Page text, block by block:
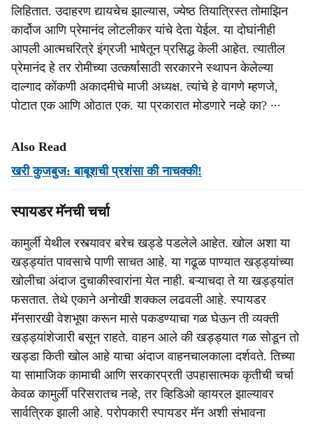
लिहितात. उदाहरण द्यायचेच झाल्‍यास, ज्‍येष्‍ठ तियात्रिस्‍त तोमाझिन
कार्दोज आणि प्रेमानंद लोटलीकर यांचे देता येईल. या दोघांनीही
आपली आत्‍मचरित्रे इंग्रजी भाषेतून प्रसिद्ध केली आहेत. त्‍यातील
प्रेमानंद हे तर रोमीच्या उत्‍कर्षासाठी सरकारने स्‍थापन केलेल्‍या
दाल्‍गाद कोंकणी अकादमीचे माजी अध्‍यक्ष. त्‍यांचे हे वागणे म्‍हणजे,
पोटात एक आणि ओठात एक. या प्रकारात मोडणारे नव्‍हे का? ∙∙∙
Also Read
खरी कुजबुज: बाबूशची प्रशंसा की नाचक्की!
स्पायडर मॅनची चर्चा
कामुर्ली येथील रस्त्यावर बरेच खड्डे पडलेले आहेत. खोल अशा या
खड्ड्यांत पावसाचे पाणी साचत आहे. या गढूळ पाण्यात खड्ड्यांच्या
खोलीचा अंदाज दुचाकीस्वारांना येत नाही. बऱ्याचदा ते या खड्‍ड्यांत
फसतात. तेथे एकाने अनोखी शक्कल लढवली आहे. स्पायडर
मॅनसारखी वेशभूषा करून मासे पकडण्याचा गळ घेऊन ती व्यक्ती
खड्‍ड्यांशेजारी बसून राहते. वाहन आले की खड्ड्यात गळ सोडून तो
खड्डा किती खोल आहे याचा अंदाज वाहनचालकाला दर्शवते. तिच्या
या सामाजिक कामाची आणि सरकारप्रती उपहासात्मक कृतीची चर्चा
केवळ कामुर्ली परिसरातच नव्हे, तर व्हिडिओ व्हायरल झाल्यावर
सार्वत्रिक झाली आहे. परोपकारी स्पायडर मॅन अशी संभावना